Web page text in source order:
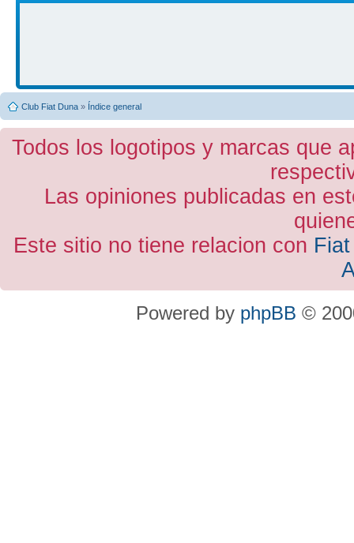
Club Fiat Duna » Índice general
Todos los logotipos y marcas que
Las opiniones publicadas en
Este sitio no tiene relacion con
Powered by phpBB ©